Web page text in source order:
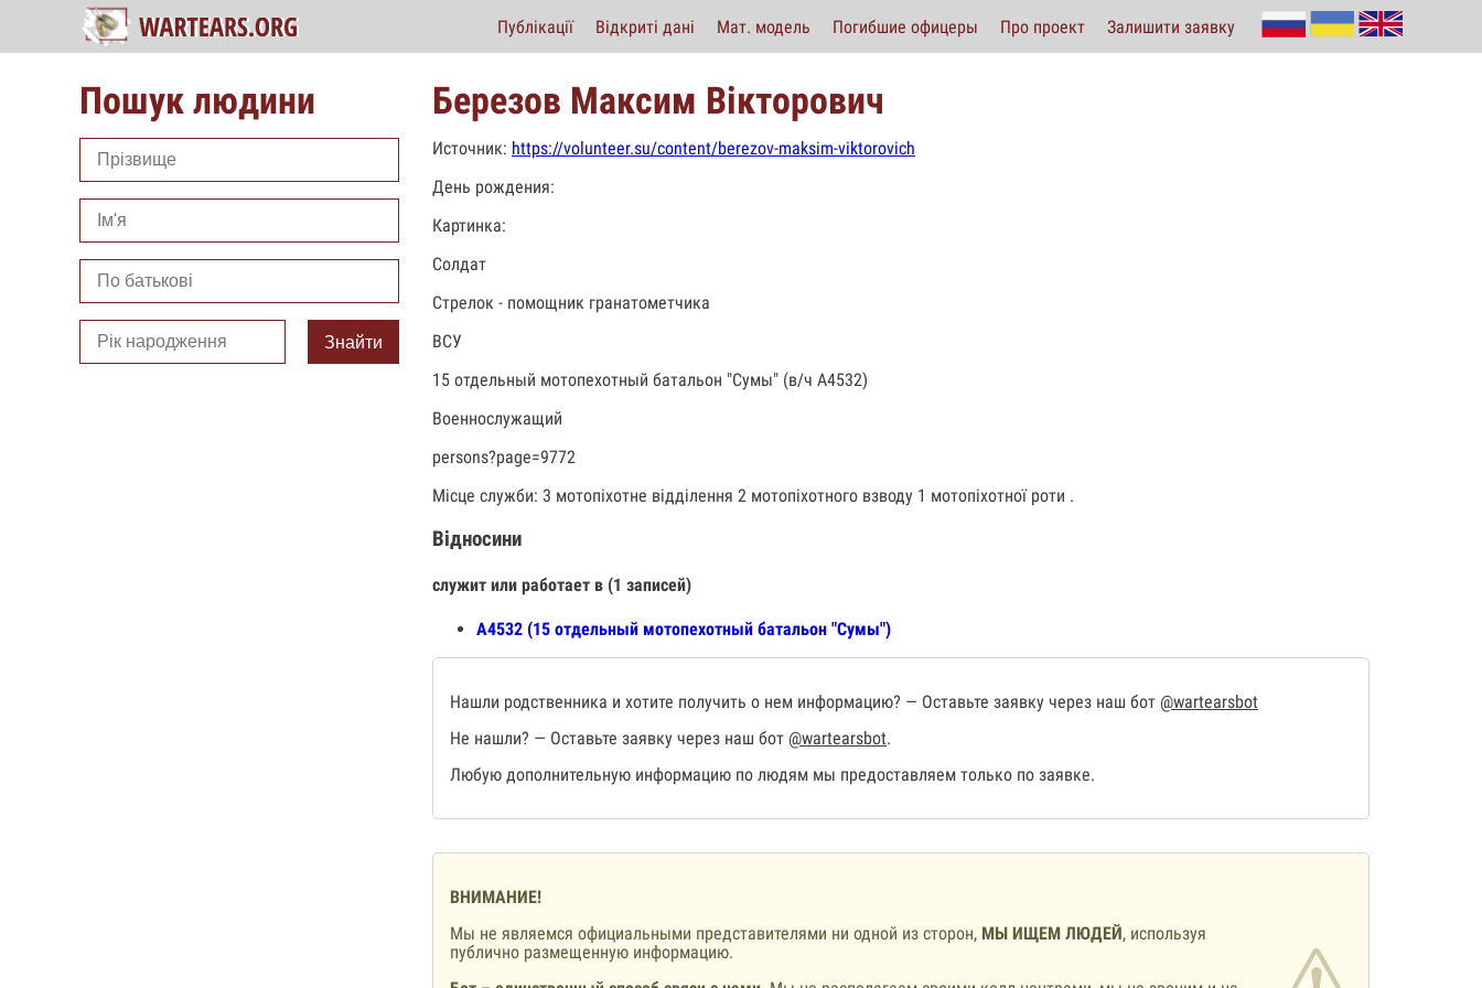
Публікації Відкриті дані Мат. модель Погибшие офицеры Про проект Залишити заявку
Пошук людини
Знайти
Березов Максим Вікторович
Источник: https://volunteer.su/content/berezov-maksim-viktorovich
День рождения:
Картинка:
Солдат
Стрелок - помощник гранатометчика
ВСУ
15 отдельный мотопехотный батальон "Сумы" (в/ч А4532)
Военнослужащий
persons?page=9772
Місце служби: 3 мотопіхотне відділення 2 мотопіхотного взводу 1 мотопіхотної роти .
Відносини
служит или работает в (1 записей)
А4532 (15 отдельный мотопехотный батальон "Сумы")
Нашли родственника и хотите получить о нем информацию? — Оставьте заявку через наш бот @wartearsbot
Не нашли? — Оставьте заявку через наш бот @wartearsbot.
Любую дополнительную информацию по людям мы предоставляем только по заявке.
ВНИМАНИЕ!
Мы не являемся официальными представителями ни одной из сторон, МЫ ИЩЕМ ЛЮДЕЙ, используя
публично размещенную информацию.